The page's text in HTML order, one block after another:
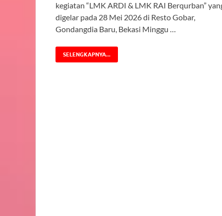
kegiatan “LMK ARDI & LMK RAI Berqurban”
digelar pada 28 Mei 2026 di Resto Gobar,
Gondangdia Baru, Bekasi Minggu …
SELENGKAPNYA...